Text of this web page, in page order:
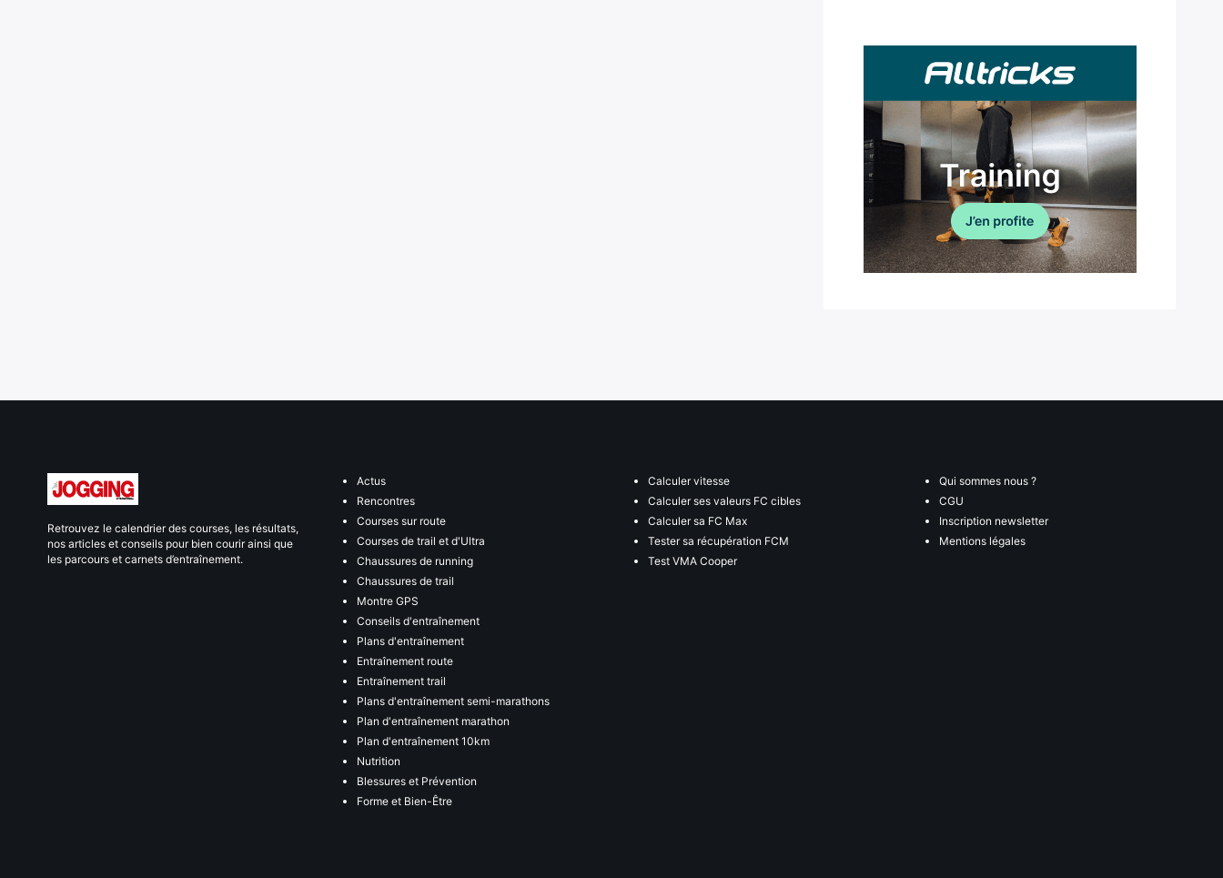
Retrouvez le calendrier des courses, les résultats,
nos articles et conseils pour bien courir ainsi que
les parcours et carnets d’entraînement.
Actus
Rencontres
Courses sur route
Courses de trail et d'Ultra
Chaussures de running
Chaussures de trail
Montre GPS
Conseils d'entraînement
Plans d'entraînement
Entraînement route
Entraînement trail
Plans d'entraînement semi-marathons
Plan d'entraînement marathon
Plan d'entraînement 10km
Nutrition
Blessures et Prévention
Forme et Bien-Être
Calculer vitesse
Calculer ses valeurs FC cibles
Calculer sa FC Max
Tester sa récupération FCM
Test VMA Cooper
Qui sommes nous ?
CGU
Inscription newsletter
Mentions légales